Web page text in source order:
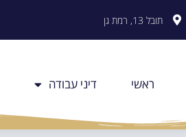
תובל 13, רמת גן
ראשי דיני עבודה